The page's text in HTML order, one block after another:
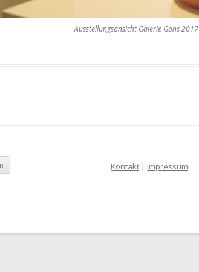
Ausstellungsansicht Galerie Gans 2017
Kontakt | Impressum